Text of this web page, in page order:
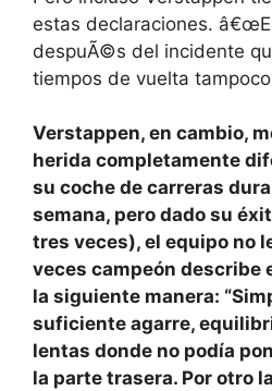
estas declaraciones.
despuÃ©s del incidente
tiempos de vuelta
Verstappen, en cambio,
herida completamente
su coche de carreras
semana, pero dado su
tres veces), el equipo no
veces campeón describe
la siguiente manera:
suficiente agarre,
lentas donde no podía
la parte trasera. Por otro